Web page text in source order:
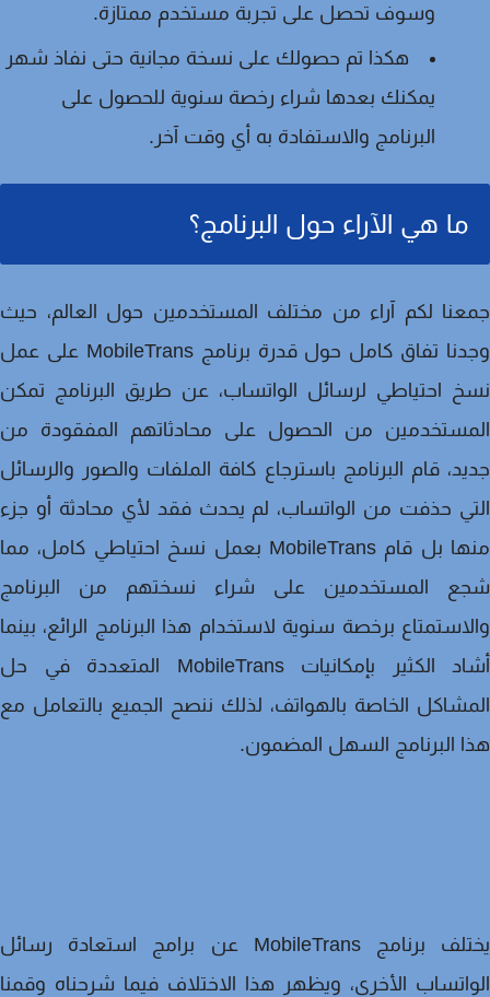
وسوف تحصل على تجربة مستخدم ممتازة.
هكذا تم حصولك على نسخة مجانية حتى نفاذ شهر
يمكنك بعدها شراء رخصة سنوية للحصول على
البرنامج والاستفادة به أي وقت آخر.
ما هي الآراء حول البرنامج؟
لكم آراء من مختلف المستخدمين حول العالم، حيث
وجدنا تفاق كامل حول قدرة برنامج MobileTrans على عمل
احتياطي لرسائل الواتساب، عن طريق البرنامج تمكن
من الحصول على محادثاتهم المفقودة من
قام البرنامج باسترجاع كافة الملفات والصور والرسائل
حذفت من الواتساب، لم يحدث فقد لأي محادثة أو جزء
منها بل قام MobileTrans بعمل نسخ احتياطي كامل، مما
المستخدمين على شراء نسختهم من البرنامج
برخصة سنوية لاستخدام هذا البرنامج الرائع، بينما
أشاد الكثير بإمكانيات MobileTrans المتعددة في حل
الخاصة بالهواتف، لذلك ننصح الجميع بالتعامل مع
البرنامج السهل المضمون.
يختلف برنامج MobileTrans عن برامج استعادة رسائل
الأخرى، ويظهر هذا الاختلاف فيما شرحناه وقمنا